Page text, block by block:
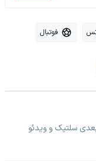
فوتبال
سلتیک و ویدئو